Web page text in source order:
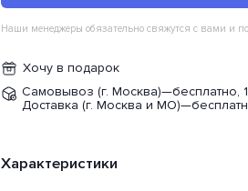
Наши менеджеры обязательно свяжутся с вами и
Хочу в подарок
Самовывоз (г. Москва)—бесплатно,
Доставка (г. Москва и МО)—
Характеристики